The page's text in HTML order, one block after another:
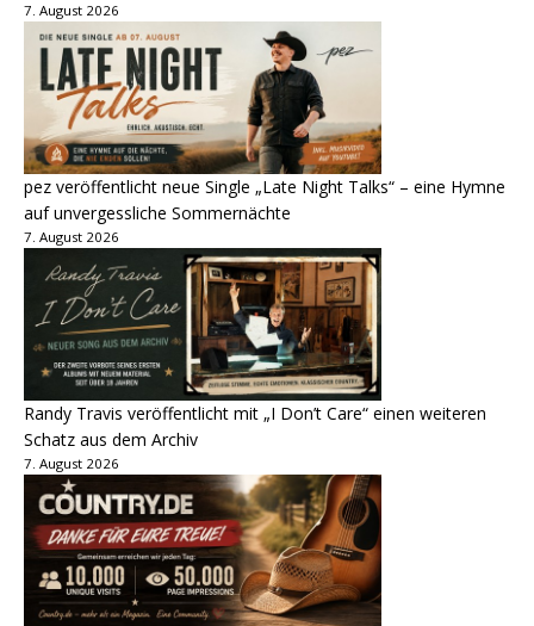
7. August 2026
pez veröffentlicht neue Single „Late Night Talks“ – eine Hymne
auf unvergessliche Sommernächte
7. August 2026
Randy Travis veröffentlicht mit „I Don’t Care“ einen weiteren
Schatz aus dem Archiv
7. August 2026